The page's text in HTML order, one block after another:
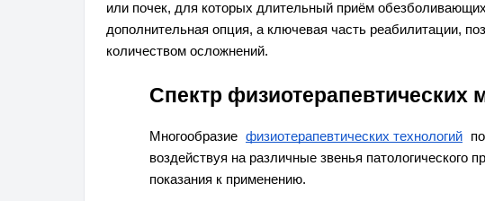
или почек, для которых длительный приём
дополнительная опция, а ключевая часть реабилитации,
количеством осложнений.
Спектр физиотерапевтических
Многообразие физиотерапевтических технологий
воздействуя на различные звенья
показания к применению.